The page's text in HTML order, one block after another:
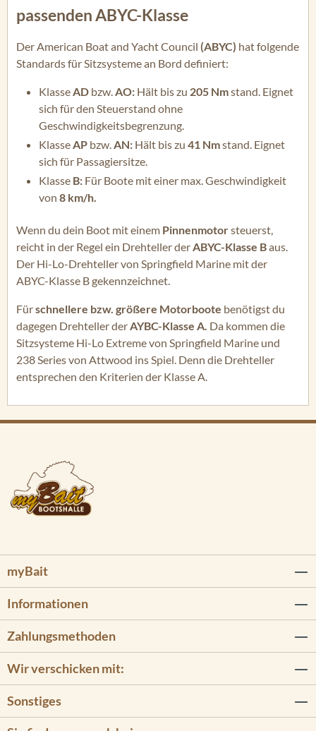
passenden ABYC-Klasse
Der American Boat and Yacht Council (ABYC) hat folgende
Standards für Sitzsysteme an Bord definiert:
KlasseAD bzw.AO: Hält bis zu 205 Nmstand. Eignet
sich für den Steuerstand ohne
Geschwindigkeitsbegrenzung.
KlasseAP bzw.AN: Hält bis zu 41 Nmstand. Eignet
sich für Passagiersitze.
Klasse B: Für Boote mit einer max. Geschwindigkeit
von 8 km/h.
Wenn du dein Boot mit einem Pinnenmotorsteuerst,
reicht in der Regel ein Drehteller derABYC-Klasse Baus.
Der Hi-Lo-Drehteller von Springfield Marine mit der
ABYC-Klasse B gekennzeichnet.
Fürschnellere bzw. größere Motorboote benötigst du
dagegen Drehteller derAYBC-Klasse A. Da kommen die
Sitzsysteme Hi-Lo Extreme von Springfield Marine und
238 Series von Attwood ins Spiel. Denn die Drehteller
entsprechen den Kriterien der Klasse A.
myBait
Informationen
Zahlungsmethoden
Wir verschicken mit:
Sonstiges